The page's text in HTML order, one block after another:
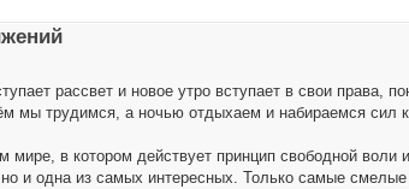
рассвет и новое утро вступает в свои права,
мы трудимся, а ночью отдыхаем и набираемся сил
в котором действует принцип свободной воли
и одна из самых интересных. Только самые